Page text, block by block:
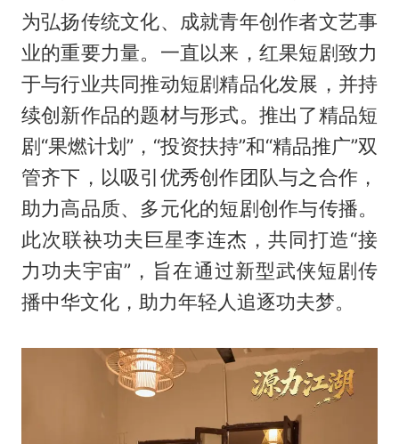
为弘扬传统文化、成就青年创作者文艺事
业的重要力量。一直以来，红果短剧致力
于与行业共同推动短剧精品化发展，并持
续创新作品的题材与形式。推出了精品短
剧“果燃计划”，“投资扶持”和“精品推广”双
管齐下，以吸引优秀创作团队与之合作，
助力高品质、多元化的短剧创作与传播。
此次联袂功夫巨星李连杰，共同打造“接
力功夫宇宙”，旨在通过新型武侠短剧传
播中华文化，助力年轻人追逐功夫梦。